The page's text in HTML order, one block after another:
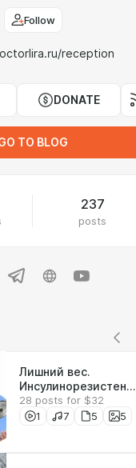
Follow
reception
DONATE
TO BLOG
237
posts
Лишний вес.
Инсулинорезистентн
ость. Ожирение.
Лечение ожирения.
28 posts for $32
1
7 5 5